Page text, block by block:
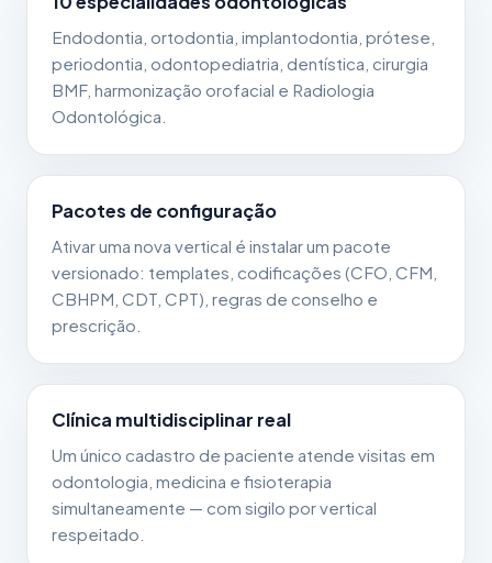
Endodontia, ortodontia, implantodontia, prótese,
periodontia, odontopediatria, dentística, cirurgia
BMF, harmonização orofacial e Radiologia
Odontológica.
Pacotes de configuração
Ativar uma nova vertical é instalar um pacote
versionado: templates, codificações (CFO, CFM,
CBHPM, CDT, CPT), regras de conselho e
prescrição.
Clínica multidisciplinar real
Um único cadastro de paciente atende visitas em
odontologia, medicina e fisioterapia
simultaneamente — com sigilo por vertical
respeitado.